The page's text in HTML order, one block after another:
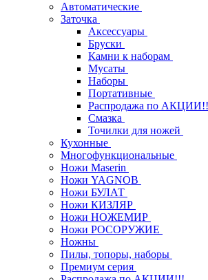
Автоматические
Заточка
Аксессуары
Бруски
Камни к наборам
Мусаты
Наборы
Портативные
Распродажа по
Смазка
Точилки для ножей
Кухонные
Многофункциональные
Ножи Maserin
Ножи YAGNOB
Ножи БУЛАТ
Ножи КИЗЛЯР
Ножи НОЖЕМИР
Ножи РОСОРУЖИЕ
Ножны
Пилы, топоры, наборы
Премиум серия